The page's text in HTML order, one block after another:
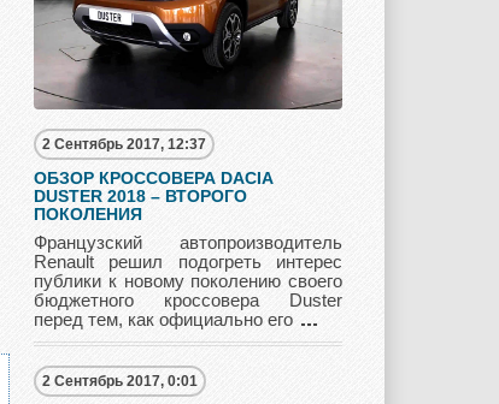
Mercury Mini Mitsubishi
Nissan Opel
Peugeot Pontiac Porshe
Renault Rolls Royce
2 Сентябрь 2017, 12:37
ОБЗОР КРОССОВЕРА DACIA
DUSTER 2018 – ВТОРОГО
ПОКОЛЕНИЯ
Французский автопроизводитель
Renault решил подогреть интерес
публики к новому поколению своего
бюджетного кроссовера Duster
перед тем, как официально его
2 Сентябрь 2017, 0:01